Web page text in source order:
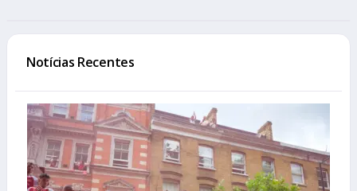
Notícias Recentes